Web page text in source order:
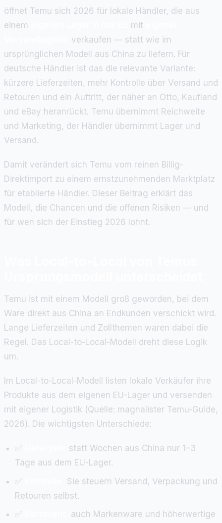
öffnet Temu sich 2026 für lokale Händler, die aus
einem
mit
verkaufen — statt wie im
ursprünglichen Modell aus China zu liefern. Für
deutsche Händler ist das die relevante Variante:
kürzere Lieferzeiten, mehr Kontrolle über Versand und
Retouren und ein Auftritt, der näher an Otto, Kaufland
und eBay heranrückt. Temu übernimmt Reichweite
und Marketing, der Händler übernimmt Lager und
Versand.
Damit verändert sich Temu vom reinen Billig-
Direktimport zu einem ernstzunehmenden Marktplatz
für etablierte Händler. Dieser Beitrag erklärt das
Modell, die Chancen und die offenen Risiken — und
für wen sich der Einstieg 2026 lohnt.
Temu ist mit einem Modell groß geworden, bei dem
Ware direkt aus China an Endkunden verschickt wird.
Lange Lieferzeiten und Zollthemen waren dabei die
Regel. Das Local-to-Local-Modell dreht diese Logik
um.
Im Local-to-Local-Modell listen lokale Verkäufer ihre
Produkte aus dem eigenen EU-Lager und versenden
mit eigener Logistik (Quelle: magnalister Temu-Guide,
2026). Die wichtigsten Unterschiede:
statt Wochen aus China nur 1–3
Tage aus dem EU-Lager.
Sie steuern Versand, Verpackung und
Retouren selbst.
auch Markenware und höherwertige